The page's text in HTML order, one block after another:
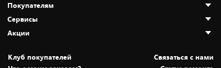
О нас
Адреса магазинов
Новости
Статьи и обзоры
Вакансии
Покупателям
Как сделать заказ
Оплата и доставка
Безналичный расчёт
Обмен и возврат товара
Сервисы
Установка техники
Акции
Скидки и промокоды
Клуб покупателей
Cвязаться с нами